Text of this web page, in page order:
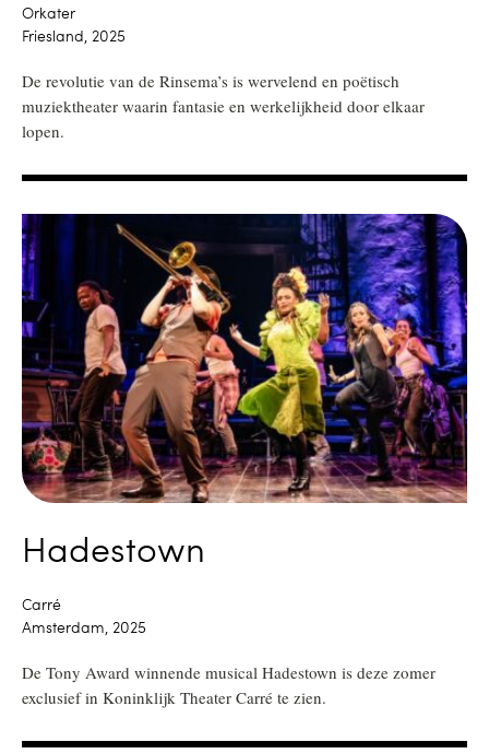
Orkater
Friesland, 2025
De revolutie van de Rinsema’s is wervelend en poëtisch
muziektheater waarin fantasie en werkelijkheid door elkaar
lopen.
Hadestown
Carré
Amsterdam, 2025
De Tony Award winnende musical Hadestown is deze zomer
exclusief in Koninklijk Theater Carré te zien.